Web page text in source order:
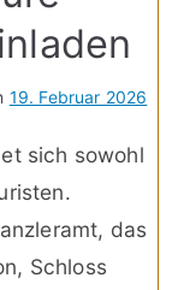
19. Februar 2026
sich sowohl
das
Schloss